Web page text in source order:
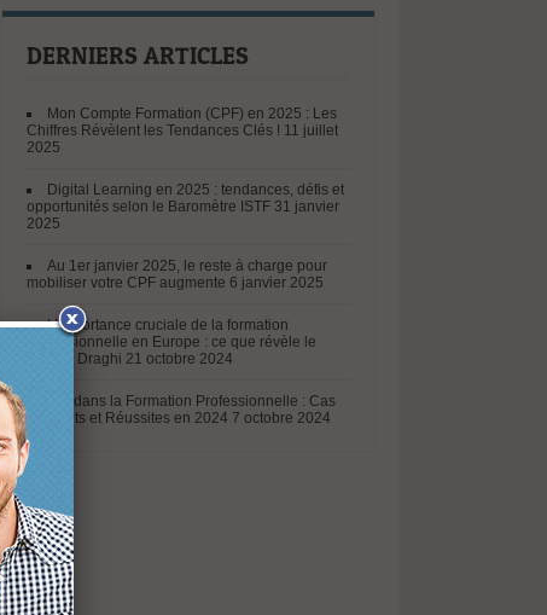
DERNIERS ARTICLES
Mon Compte Formation (CPF) en 2025 : Les
Chiffres Révèlent les Tendances Clés ! 11 juillet
2025
Digital Learning en 2025 : tendances, défis et
opportunités selon le Baromètre ISTF 31 janvier
2025
Au 1er janvier 2025, le reste à charge pour
mobiliser votre CPF augmente 6 janvier 2025
L’importance cruciale de la formation
professionnelle en Europe : ce que révèle le
rapport Draghi 21 octobre 2024
L’IA dans la Formation Professionnelle : Cas
Concrets et Réussites en 2024 7 octobre 2024